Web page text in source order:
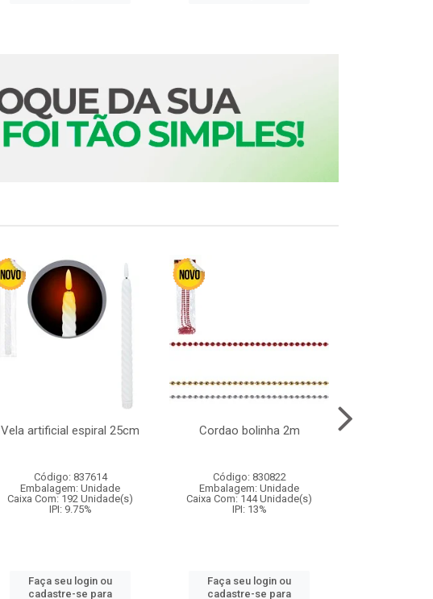
Vela artificial espiral 25cm
Código: 837614
Embalagem: Unidade
Caixa Com: 192 Unidade(s)
IPI: 9.75%
Faça seu login ou
cadastre-se para
Cordao bolinha 2m
Código: 830822
Embalagem: Unidade
Caixa Com: 144 Unidade(s)
IPI: 13%
Faça seu login ou
cadastre-se para